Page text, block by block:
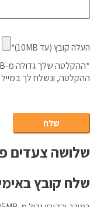
העלה קובץ (עד 10MB)*
ההקלטה, ונשלח לך במייל
שלושה צעדים
שלח קובץ